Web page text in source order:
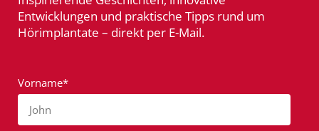
Entwicklungen und praktische Tipps rund um
Hörimplantate – direkt per E-Mail.
Vorname*
John